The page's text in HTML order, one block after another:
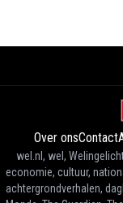
Over onsContact
wel.nl, wel,
economie, cultuur,
achtergrondverhalen,